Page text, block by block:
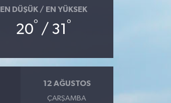
EN DÜŞÜK / EN YÜKSEK
20° / 31 °
12 AĞUSTOS
ÇARŞAMBA